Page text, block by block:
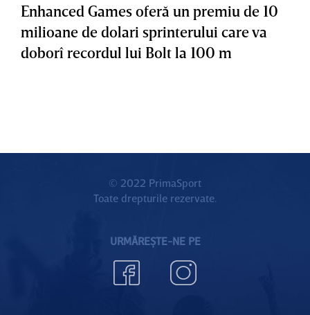
Enhanced Games oferă un premiu de 10
milioane de dolari sprinterului care va
doborî recordul lui Bolt la 100 m
© 2022 PrimaSport
Toate drepturile rezervate.
URMĂREȘTE-NE PE